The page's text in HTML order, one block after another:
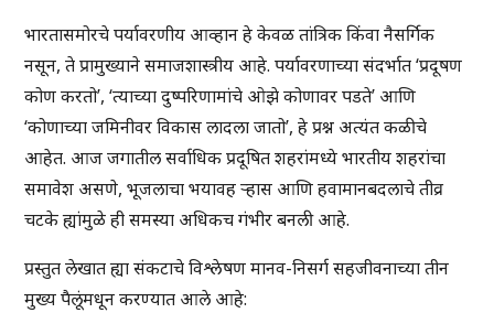
भारतासमोरचे पर्यावरणीय आव्हान हे केवळ तांत्रिक किंवा नैसर्गिक
नसून, ते प्रामुख्याने समाजशास्त्रीय आहे. पर्यावरणाच्या संदर्भात ‘प्रदूषण
कोण करतो’, ‘त्याच्या दुष्परिणामांचे ओझे कोणावर पडते’ आणि
‘कोणाच्या जमिनीवर विकास लादला जातो’, हे प्रश्न अत्यंत कळीचे
आहेत. आज जगातील सर्वाधिक प्रदूषित शहरांमध्ये भारतीय शहरांचा
समावेश असणे, भूजलाचा भयावह ऱ्हास आणि हवामानबदलाचे तीव्र
चटके ह्यांमुळे ही समस्या अधिकच गंभीर बनली आहे.
प्रस्तुत लेखात ह्या संकटाचे विश्लेषण मानव-निसर्ग सहजीवनाच्या तीन
मुख्य पैलूंमधून करण्यात आले आहे: